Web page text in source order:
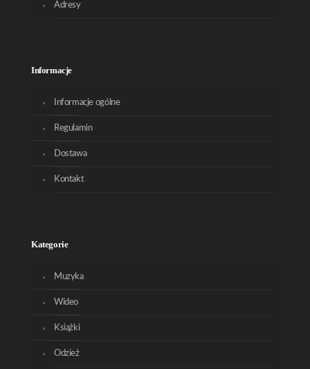
Adresy
Informacje
Informacje ogólne
Regulamin
Dostawa
Kontakt
Kategorie
Muzyka
Wideo
Książki
Odzież